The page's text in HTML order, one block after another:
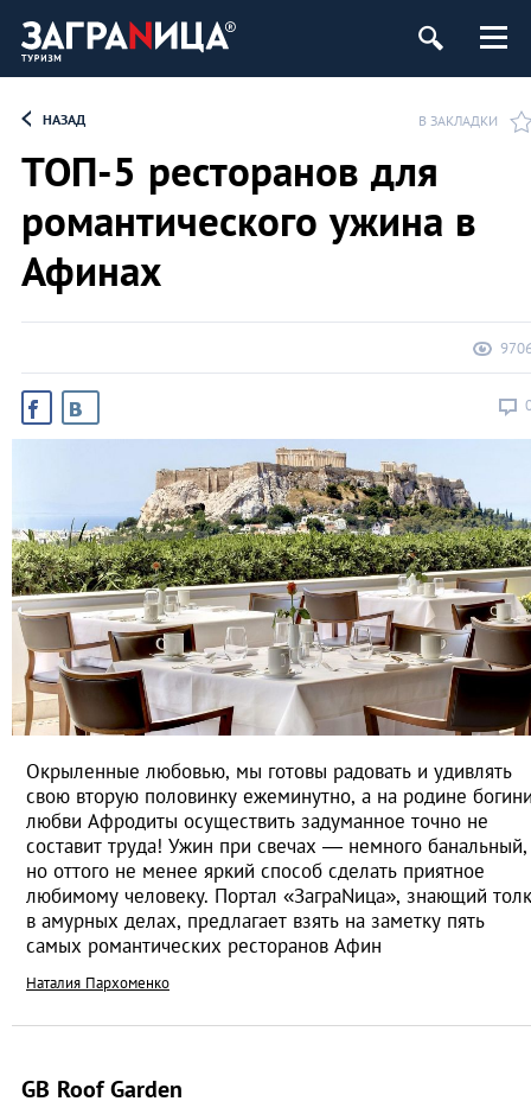
НАЗАД В ЗАКЛАДКИ
ТОП-5 ресторанов для
романтического ужина в
Афинах
Окрыленные любовью, мы готовы радовать и удивлять
свою вторую половинку ежеминутно, а на родине
любви Афродиты осуществить задуманное точно не
составит труда! Ужин при свечах — немного банальный,
но оттого не менее яркий способ сделать приятное
любимому человеку. Портал «ЗаграNица», знающий толк
в амурных делах, предлагает взять на заметку пять
самых романтических ресторанов Афин
Наталия Пархоменко
GB Roof Garden